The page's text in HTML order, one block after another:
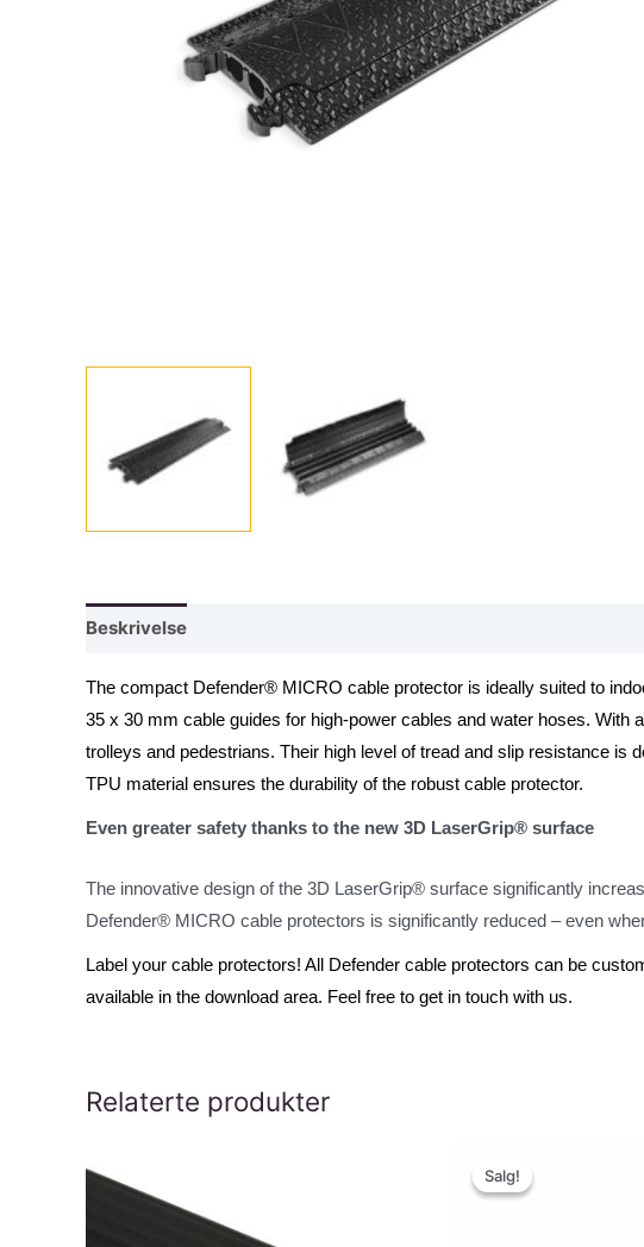
Beskrivelse
The compact Defender® MICRO cable protector is ideally suited to
35 x 30 mm cable guides for high-power cables and water hoses.
trolleys and pedestrians. Their high level of tread and slip resistance
TPU material ensures the durability of the robust cable protector.
Even greater safety thanks to the new 3D LaserGrip® surface
The innovative design of the 3D LaserGrip® surface significantly
Defender® MICRO cable protectors is significantly reduced – even
Label your cable protectors! All Defender cable protectors can be
available in the download area. Feel free to get in touch with us.
Relaterte produkter
Salg!
Salg!